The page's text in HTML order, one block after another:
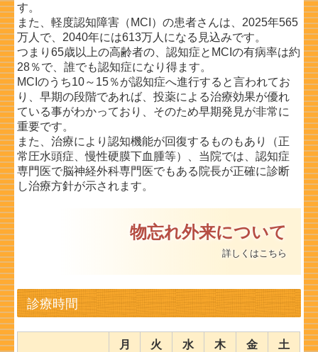
す。
また、軽度認知障害（MCI）の患者さんは、2025年565
万人で、2040年には613万人になる見込みです。
つまり65歳以上の高齢者の、認知症とMCIの有病率は約
28％で、誰でも認知症になり得ます。
MCIのうち10～15％が認知症へ進行すると言われてお
り、早期の段階であれば、投薬による治療効果が優れ
ている事がわかっており、そのため早期発見が非常に
重要です。
また、治療により認知機能が回復するものもあり（正
常圧水頭症、慢性硬膜下血腫等）、当院では、認知症
専門医で脳神経外科専門医でもある院長が正確に診断
し治療方針が示されます。
物忘れ外来について
詳しくはこちら
診療時間
月 火 水 木 金 土